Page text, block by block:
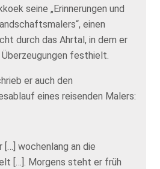
seine „Erinnerungen und
einen
durch das Ahrtal, in dem er
festhielt.
er auch den
eines reisenden Malers:
[…] wochenlang an die
[…]. Morgens steht er früh